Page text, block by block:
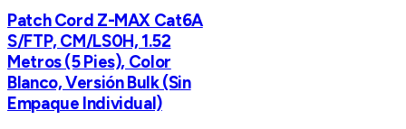
Patch Cord Z-MAX Cat6A
S/FTP, CM/LS0H, 1.52
Metros (5 Pies), Color
Blanco, Versión Bulk (Sin
Empaque Individual)